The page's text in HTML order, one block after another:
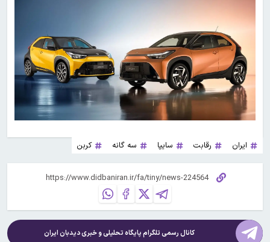
ایران رقابت سایپا سه گانه کربن
کانال رسمی تلگرام پایگاه تحلیلی و خبریدیدبان ایران